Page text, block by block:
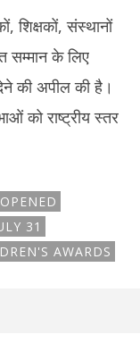
शिक्षकों, संस्थानों
सम्मान के लिए
की अपील की है।
को राष्ट्रीय स्तर
31
AWARDS